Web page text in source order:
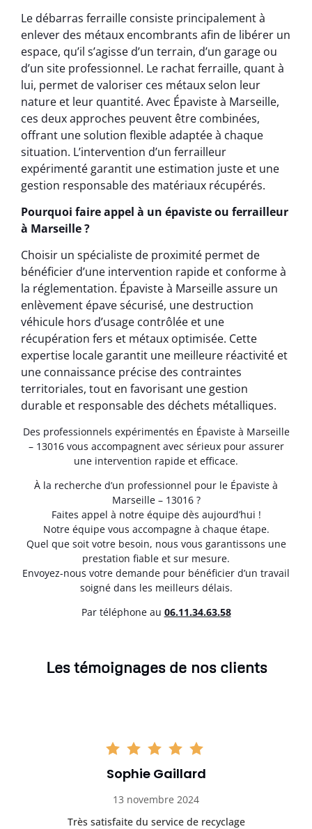
Le débarras ferraille consiste principalement à
enlever des métaux encombrants afin de libérer un
espace, qu’il s’agisse d’un terrain, d’un garage ou
d’un site professionnel. Le rachat ferraille, quant à
lui, permet de valoriser ces métaux selon leur
nature et leur quantité. Avec Épaviste à Marseille,
ces deux approches peuvent être combinées,
offrant une solution flexible adaptée à chaque
situation. L’intervention d’un ferrailleur
expérimenté garantit une estimation juste et une
gestion responsable des matériaux récupérés.
Pourquoi faire appel à un épaviste ou ferrailleur
à Marseille ?
Choisir un spécialiste de proximité permet de
bénéficier d’une intervention rapide et conforme à
la réglementation. Épaviste à Marseille assure un
enlèvement épave sécurisé, une destruction
véhicule hors d’usage contrôlée et une
récupération fers et métaux optimisée. Cette
expertise locale garantit une meilleure réactivité et
une connaissance précise des contraintes
territoriales, tout en favorisant une gestion
durable et responsable des déchets métalliques.
Des professionnels expérimentés en Épaviste à Marseille
– 13016 vous accompagnent avec sérieux pour assurer
une intervention rapide et efficace.
À la recherche d’un professionnel pour le Épaviste à
Marseille – 13016 ?
Faites appel à notre équipe dès aujourd’hui !
Notre équipe vous accompagne à chaque étape.
Quel que soit votre besoin, nous vous garantissons une
prestation fiable et sur mesure.
Envoyez-nous votre demande pour bénéficier d’un travail
soigné dans les meilleurs délais.
Par téléphone au 06.11.34.63.58
Les témoignages de nos clients
Sophie Gaillard
13 novembre 2024
Très satisfaite du service de recyclage